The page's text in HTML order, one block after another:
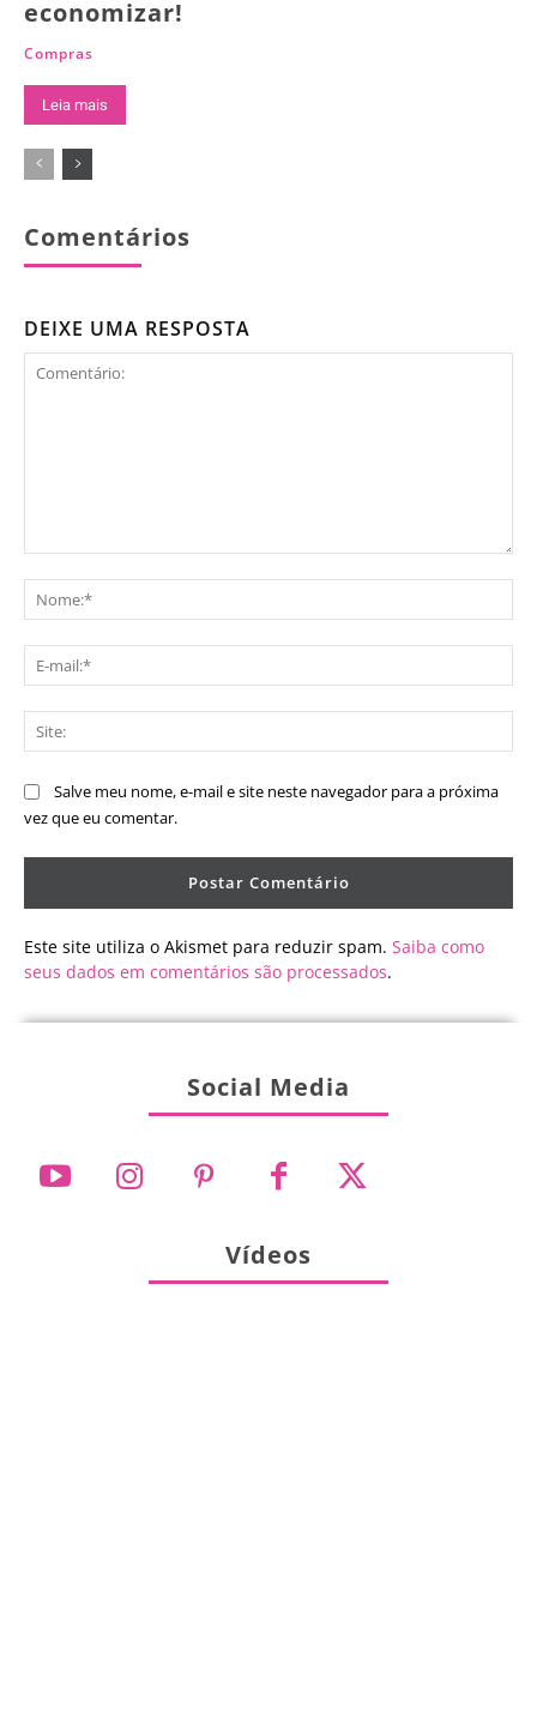
economizar!
Compras
Leia mais
Comentários
DEIXE UMA RESPOSTA
Salve meu nome, e-mail e site neste navegador para a próxima
vez que eu comentar.
Este site utiliza o Akismet para reduzir spam. Saiba como
seus dados em comentários são processados.
Social Media
Vídeos